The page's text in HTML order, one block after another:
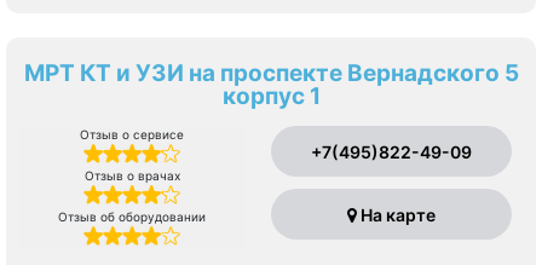
МРТ КТ и УЗИ на проспекте Вернадского 5
корпус 1
Отзыв о сервисе
Отзыв о врачах
Отзыв об оборудовании
+7(495)822-49-09
На карте